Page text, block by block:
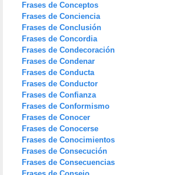
Frases de Conceptos
Frases de Conciencia
Frases de Conclusión
Frases de Concordia
Frases de Condecoración
Frases de Condenar
Frases de Conducta
Frases de Conductor
Frases de Confianza
Frases de Conformismo
Frases de Conocer
Frases de Conocerse
Frases de Conocimientos
Frases de Consecución
Frases de Consecuencias